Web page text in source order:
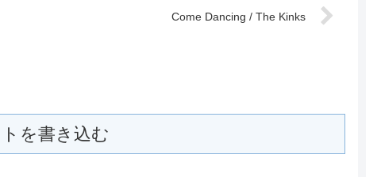
Come Dancing / The Kinks
を書き込む